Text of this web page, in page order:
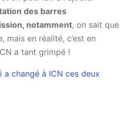
des barres
notamment, on sait que
mais en réalité, c’est en
a tant grimpé !
a changé à ICN ces deux